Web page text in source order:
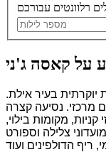
יוקרתית בעיר אילת.
מרכזי. נסיעה קצרה
מקומות בילוי,
צלילה וספורט